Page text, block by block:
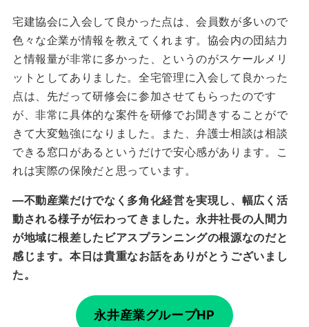
宅建協会に入会して良かった点は、会員数が多いので
色々な企業が情報を教えてくれます。協会内の団結力
と情報量が非常に多かった、というのがスケールメリ
ットとしてありました。全宅管理に入会して良かった
点は、先だって研修会に参加させてもらったのです
が、非常に具体的な案件を研修でお聞きすることがで
きて大変勉強になりました。また、弁護士相談は相談
できる窓口があるというだけで安心感があります。こ
れは実際の保険だと思っています。
―不動産業だけでなく多角化経営を実現し、幅広く活
動される様子が伝わってきました。永井社長の人間力
が地域に根差したビアスプランニングの根源なのだと
感じます。本日は貴重なお話をありがとうございまし
た。
永井産業グループHP